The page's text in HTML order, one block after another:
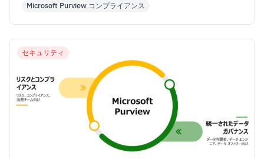
Microsoft Purview コンプライアンス
セキュリティ